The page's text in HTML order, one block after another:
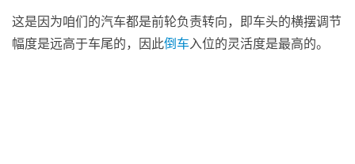
这是因为咱们的汽车都是前轮负责转向，即车头的横摆调节
幅度是远高于车尾的，因此倒车入位的灵活度是最高的。